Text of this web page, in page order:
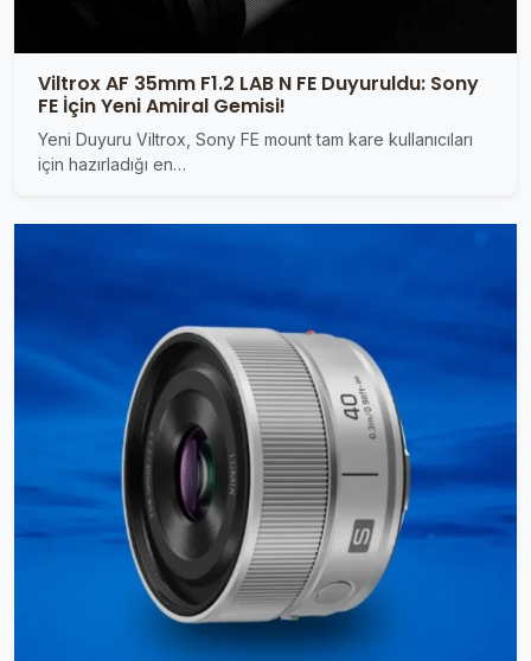
Viltrox AF 35mm F1.2 LAB N FE Duyuruldu: Sony
FE İçin Yeni Amiral Gemisi!
Yeni Duyuru Viltrox, Sony FE mount tam kare kullanıcıları
için hazırladığı en…